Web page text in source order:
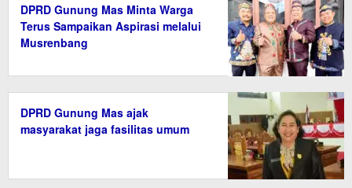
DPRD Gunung Mas Minta Warga
Terus Sampaikan Aspirasi melalui
Musrenbang
DPRD Gunung Mas ajak
masyarakat jaga fasilitas umum